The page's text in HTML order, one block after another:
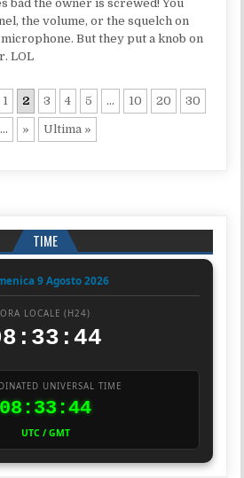
bad the owner is screwed! You
the volume, or the squelch on
But they put a knob on
LOL
1 2 3 4 5 ... 10 20 30
... » Ultima »
TIME
9 Agosto 2026
ORA LOCALE (H24)
UNIVERSAL TIME
08:33:44
UTC / GMT